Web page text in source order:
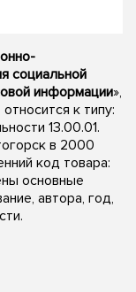
социальной
информации»,
к типу:
13.00.01.
в 2000
код товара:
основные
автора, год,